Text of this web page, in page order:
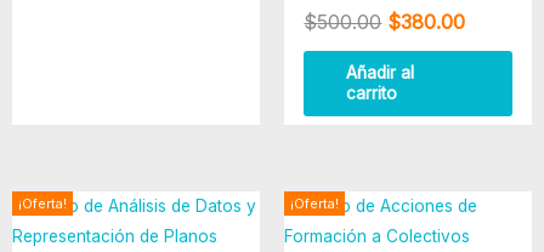
Valorado
con
de
$500.00 $380.00
Añadir al
carrito
¡Oferta!
El
precio
El
precio
¡Oferta!
El
precio
El
precio